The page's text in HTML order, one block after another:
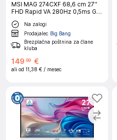
MSI MAG 274CXF 68,6 cm 27''
FHD Rapid VA 280Hz 0,5ms GtG
računalniški monitor
Na zalogi
Prodajalec Big Bang
Brezplačna poštnina za člane
kluba
149 99 €
ali od 11,38 € / mesec